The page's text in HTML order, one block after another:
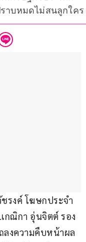
าบหมดไม่สนลูกใคร
รงค์​ โฆษกประจำ
กณิกา​ อุ่นจิตต์ รอง
ลงความคืบหน้าผล